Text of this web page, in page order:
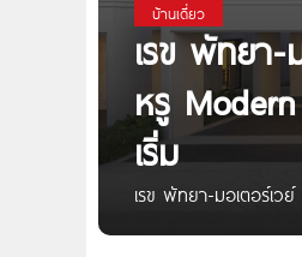
บ้านเดี่ยว
เรข พัทยา-
หรู
เริ่ม
เรข พัทยา-มอเตอร์เว